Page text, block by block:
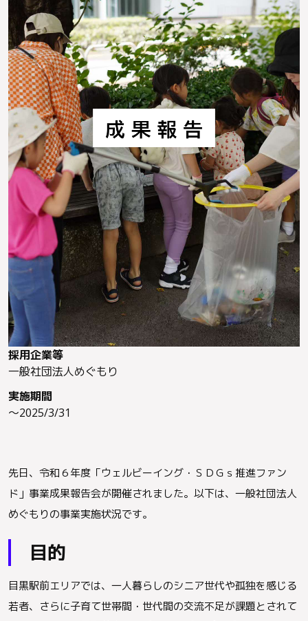
採用企業等
一般社団法人めぐもり
実施期間
～2025/3/31
先日、令和６年度「ウェルビーイング・ＳＤＧｓ推進ファン
ド」事業成果報告会が開催されました。以下は、一般社団法人
めぐもりの事業実施状況です。
目的
目黒駅前エリアでは、一人暮らしのシニア世代や孤独を感じる
若者、さらに子育て世帯間・世代間の交流不足が課題とされて